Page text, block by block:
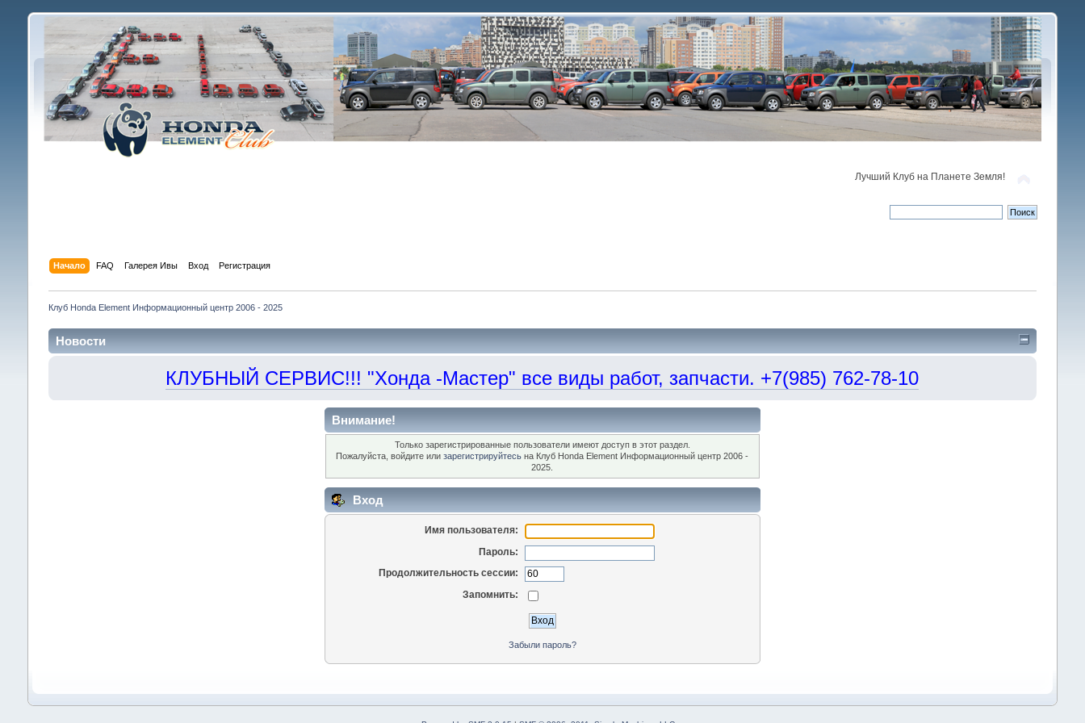
Лучший Клуб на Планете Земля!
Начало FAQ Галерея Ивы Вход Регистрация
Клуб Honda Element Информационный центр 2006 - 2025
Новости
КЛУБНЫЙ СЕРВИС!!! "Хонда -Мастер" все виды работ, запчасти. +7(985) 762-78-10
Внимание!
Только зарегистрированные пользователи имеют доступ в этот раздел.
Пожалуйста, войдите илизарегистрируйтесь на Клуб Honda Element Информационный центр 2006 -
2025.
Вход
Имя пользователя:
Пароль:
Продолжительность сессии:
Запомнить:
Забыли пароль?